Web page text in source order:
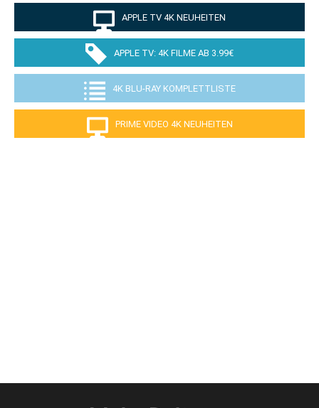
APPLE TV 4K NEUHEITEN
APPLE TV: 4K FILME AB 3.99€
4K BLU-RAY KOMPLETTLISTE
PRIME VIDEO 4K NEUHEITEN